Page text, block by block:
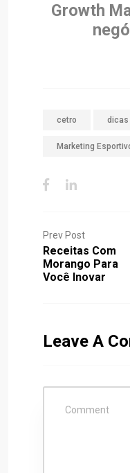
Growth
cetro dicas
Marketing
Prev Post
Receitas Com
Morango Para
Você Inovar
Leave A